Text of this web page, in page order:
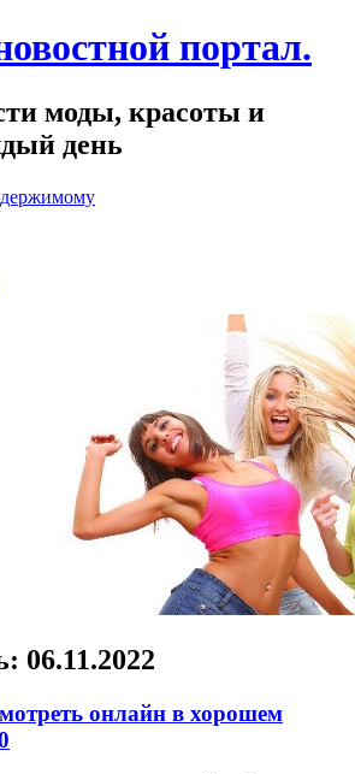
портал.
моды, красоты и
день
06.11.2022
онлайн в хорошем